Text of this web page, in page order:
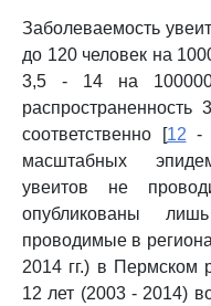
Заболеваемость
до 120 человек на
3,5 - 14 на 100000
соответственно [12 -
масштабных
увеитов не
опубликованы
проводимые в
2014 гг.) в Пермском
12 лет (2003 - 2014)